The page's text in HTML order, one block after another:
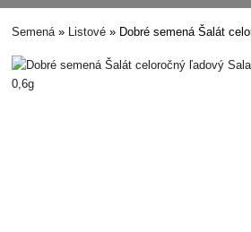
Semená» Listové » Dobré semená Šalát